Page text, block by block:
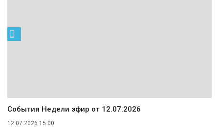
События Недели эфир от 12.07.2026
12.07.2026 15:00